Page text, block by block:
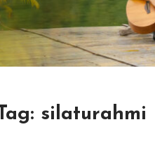
Tag: silaturahmi